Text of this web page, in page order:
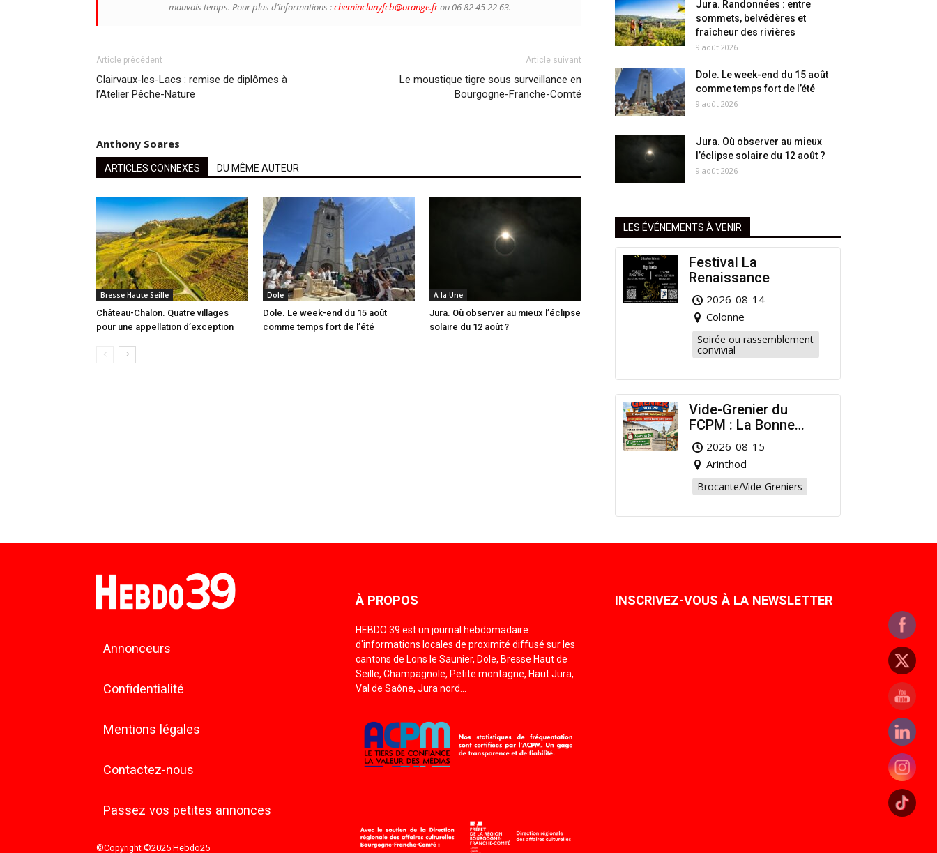
mauvais temps. Pour plus d’informations :cheminclunyfcb@orange.frou 06 82 45 22 63.
Article précédent
Clairvaux-les-Lacs : remise de diplômes à
l’Atelier Pêche-Nature
Article suivant
Le moustique tigre sous surveillance en
Bourgogne-Franche-Comté
Anthony Soares
ARTICLES CONNEXES DU MÊME AUTEUR
Bresse Haute Seille
Château-Chalon. Quatre villages
pour une appellation d’exception
Dole
Dole. Le week-end du 15 août
comme temps fort de l’été
A la Une
Jura. Où observer au mieux l’éclipse
solaire du 12 août ?
Jura. Randonnées : entre
sommets, belvédères et
fraîcheur des rivières
9 août 2026
Dole. Le week-end du 15 août
comme temps fort de l’été
9 août 2026
Jura. Où observer au mieux
l’éclipse solaire du 12 août ?
9 août 2026
LES ÉVÉNEMENTS À VENIR
Festival La
Renaissance
2026-08-14
Colonne
Soirée ou rassemblement
convivial
Vide-Grenier du
FCPM : La Bonne
Affaire de l’Été à
Arinthod !
2026-08-15
Arinthod
Brocante/Vide-Greniers